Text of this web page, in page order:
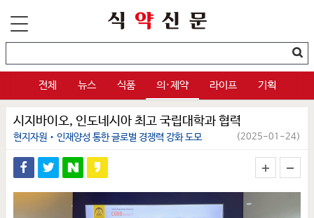
전체 뉴스 식품 의·제약 라이프 기획
시지바이오, 인도네시아 최고 국립대학과 협력
현지자원‧인재양성 통한 글로벌 경쟁력 강화 도모 (2025-01-24)